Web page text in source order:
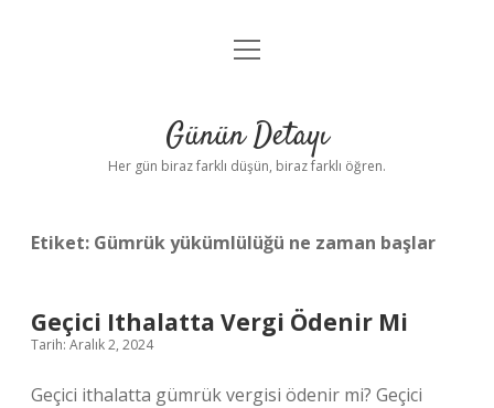
Anasayfa
Yasal Uyarı
menüyü
Günün Detayı
Her gün biraz farklı düşün, biraz farklı öğren.
Etiket: Gümrük yükümlülüğü ne zaman başlar
Geçici Ithalatta Vergi Ödenir Mi
Tarih: Aralık 2, 2024
Geçici ithalatta gümrük vergisi ödenir mi? Geçici